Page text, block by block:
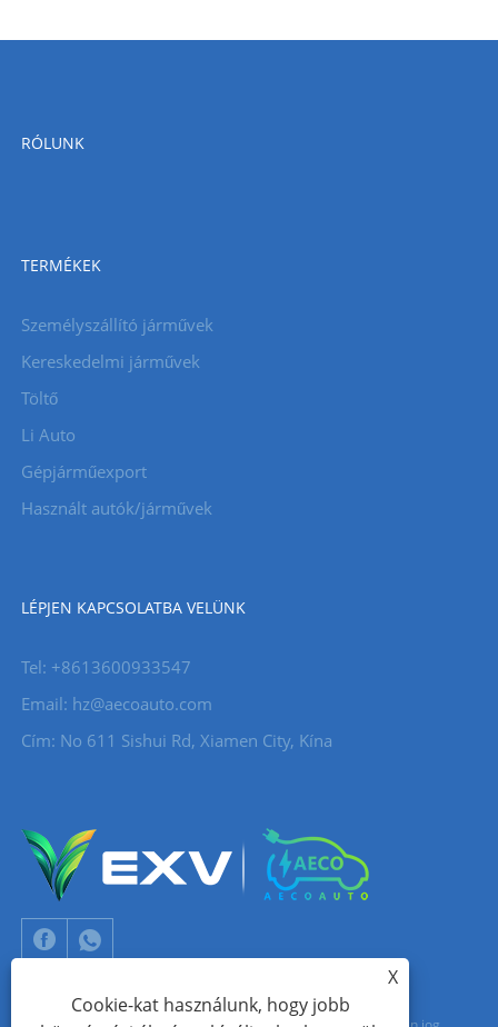
RÓLUNK
TERMÉKEK
Személyszállító járművek
Kereskedelmi járművek
Töltő
Li Auto
Gépjárműexport
Használt autók/járművek
LÉPJEN KAPCSOLATBA VELÜNK
Tel: +8613600933547
Email: hz@aecoauto.com
Cím: No 611 Sishui Rd, Xiamen City, Kína
X
Cookie-kat használunk, hogy jobb